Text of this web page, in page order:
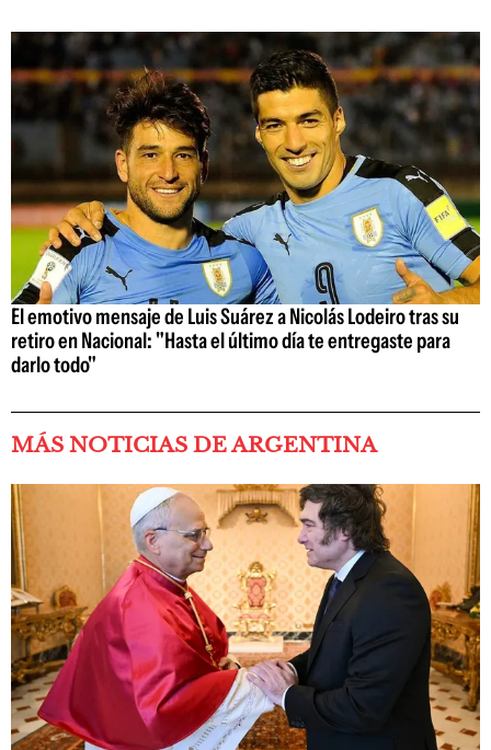
El emotivo mensaje de Luis Suárez a Nicolás Lodeiro tras su
retiro en Nacional: "Hasta el último día te entregaste para
darlo todo"
MÁS NOTICIAS DE ARGENTINA